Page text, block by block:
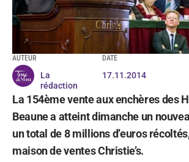
AUTEUR
La
rédaction
DATE
17.11.2014
La 154ème vente aux enchères des
Beaune a atteint dimanche un
un total de 8 millions d’euros
maison de ventes Christie’s.